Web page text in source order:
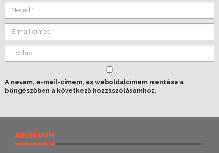
A nevem, e-mail-címem, és weboldalcímem mentése a
böngészőben a következő hozzászólásomhoz.
ARCHÍVUM